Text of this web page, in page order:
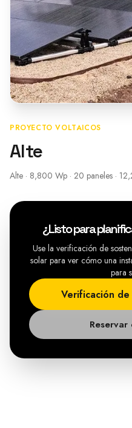
PROYECTO VOLTAICOS
Alte
Alte · 8,800 Wp · 20 paneles ·
¿Listo para
Use la verificación de
solar para ver cómo una
para
Verificación
Reservar